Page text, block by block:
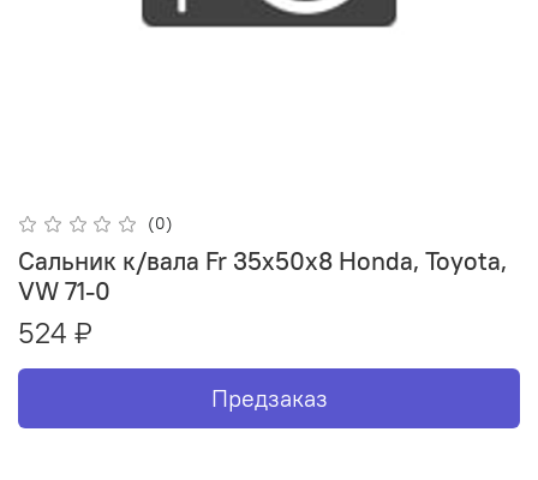
(0)
Сальник к/вала Fr 35х50х8 Honda, Toyota,
VW 71-0
524 ₽
Предзаказ